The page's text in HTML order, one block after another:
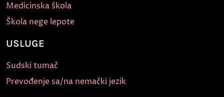
Medicinska škola
Škola nege lepote
USLUGE
Sudski tumač
Prevođenje sa/na nemački jezik